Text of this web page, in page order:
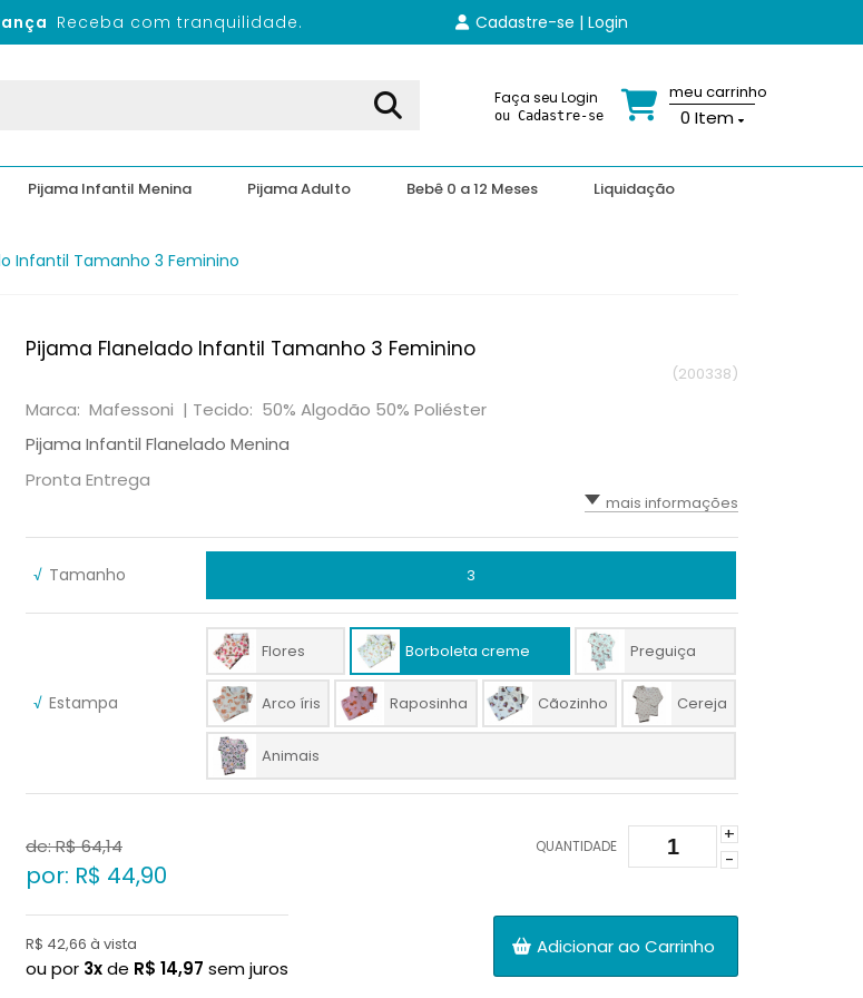
Receba com tranquilidade. Cadastre-se | Login
Faça seu Login
ou Cadastre-se
meu carrinho
0 Item
Pijama Infantil Menina Pijama Adulto Bebê 0 a 12 Meses Liquidação
Infantil Tamanho 3 Feminino
Pijama Flanelado Infantil Tamanho 3 Feminino
(200338)
Marca: Mafessoni | Tecido: 50% Algodão 50% Poliéster
Pijama Infantil Flanelado Menina
Pronta Entrega
mais informações
√ Tamanho 3
√ Estampa
Flores Borboleta creme Preguiça
Arco íris Raposinha Cãozinho Cereja
Animais
de: R$64,14
por: R$ 44,90
R$ 42,66 à vista
ou por 3xde R$ 14,97 sem juros
QUANTIDADE
+
-
Adicionar ao Carrinho